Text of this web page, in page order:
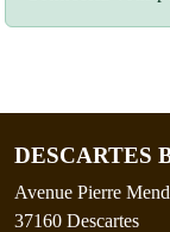
DESCARTES
Avenue Pierre
37160 Descartes